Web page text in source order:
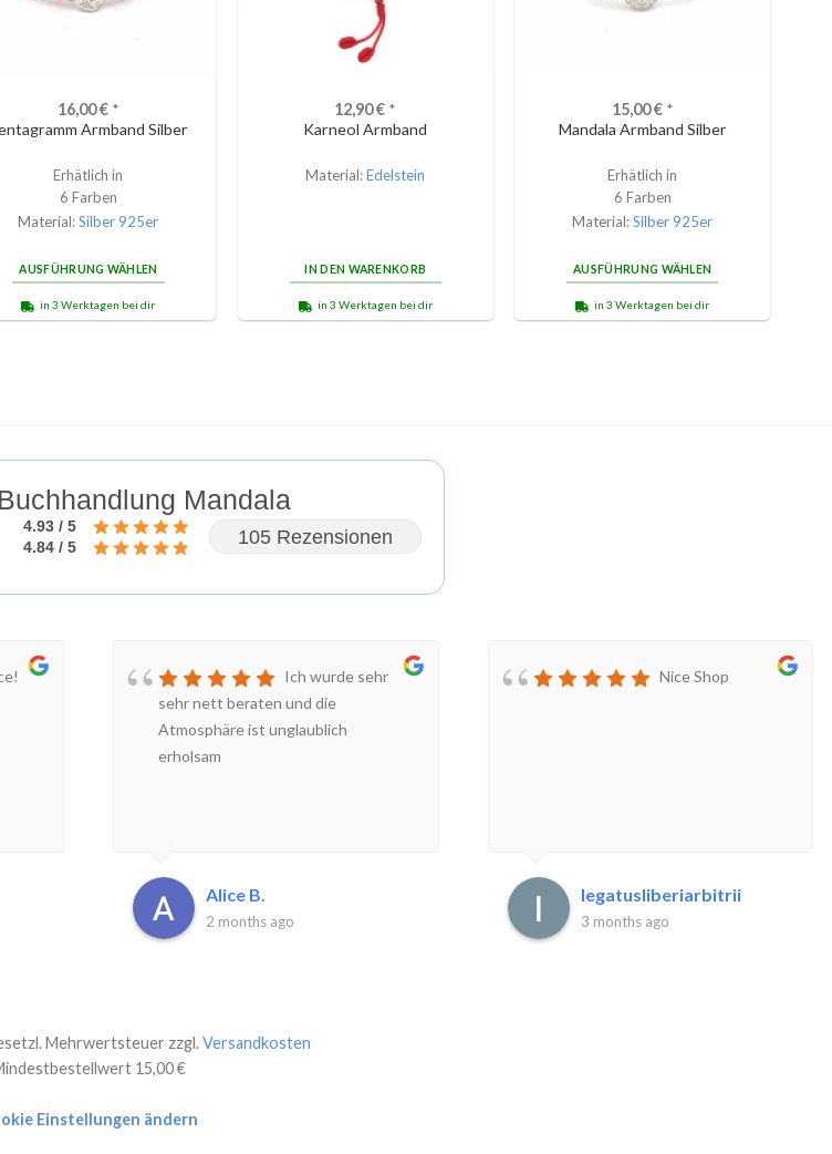
16,00€*
Armband Silber
Erhätlich in
6 Farben
Material:Silber 925er
AUSFÜHRUNG WÄHLEN
in 3 Werktagen bei dir
12,90€ *
Karneol Armband
Material:Edelstein
IN DEN WARENKORB
in 3 Werktagen bei dir
15,00€*
Mandala Armband Silber
Erhätlich in
6 Farben
Material:Silber 925er
AUSFÜHRUNG WÄHLEN
in 3 Werktagen bei dir
Buchhandlung Mandala
4.93 / 5
4.84 / 5 105 Rezensionen
Ich wurde sehr
sehr nett beraten und die
Atmosphäre ist unglaublich
erholsam
Alice B.
2 months ago
Nice Shop
legatusliberiarbitrii
3 months ago
Mehrwertsteuer zzgl.Versandkosten
15,00 €
Einstellungen ändern